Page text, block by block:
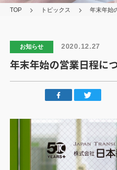
映像字幕
対応フォーマット
ごあいさつ
私たちの強み
TOP トピックス 年末年始
お知らせ 2020.12.27
年末年始の営業日程に